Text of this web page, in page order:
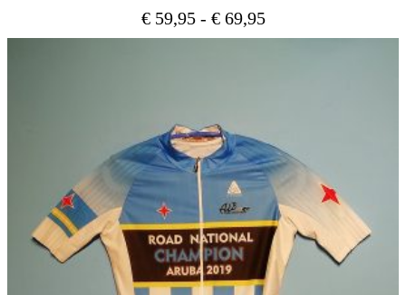
€59,95 - €69,95Prijsklasse:
€ 59,95
Deze
optie
kan
gekozen
worden
op
de
productpagina